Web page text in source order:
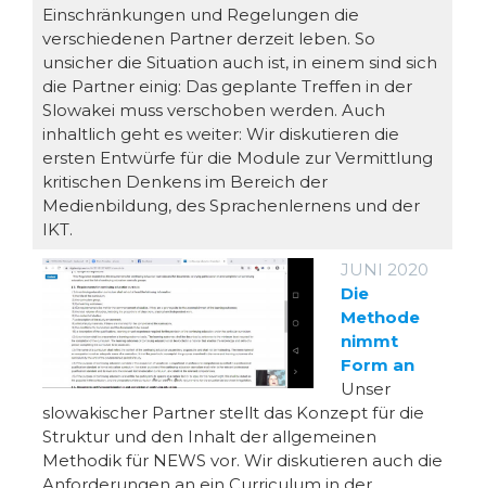
Einschränkungen und Regelungen die
verschiedenen Partner derzeit leben. So
unsicher die Situation auch ist, in einem sind sich
die Partner einig: Das geplante Treffen in der
Slowakei muss verschoben werden. Auch
inhaltlich geht es weiter: Wir diskutieren die
ersten Entwürfe für die Module zur Vermittlung
kritischen Denkens im Bereich der
Medienbildung, des Sprachenlernens und der
IKT.
JUNI 2020
Die
Methode
nimmt
Form an
Unser
slowakischer Partner stellt das Konzept für die
Struktur und den Inhalt der allgemeinen
Methodik für NEWS vor. Wir diskutieren auch die
Anforderungen an ein Curriculum in der